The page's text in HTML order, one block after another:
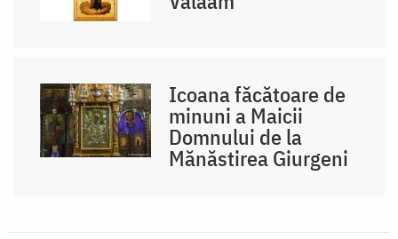
Icoana făcătoare de
minuni a Maicii
Domnului de la
Mănăstirea Giurgeni